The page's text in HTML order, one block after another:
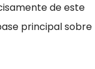
de este
principal sobre